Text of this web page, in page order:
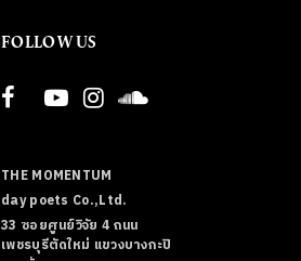
FOLLOW US
THE MOMENTUM
day poets Co.,Ltd.
33 ซอยศูนย์วิจัย 4 ถนน
เพชรบุรีตัดใหม่ แขวงบางกะปิ